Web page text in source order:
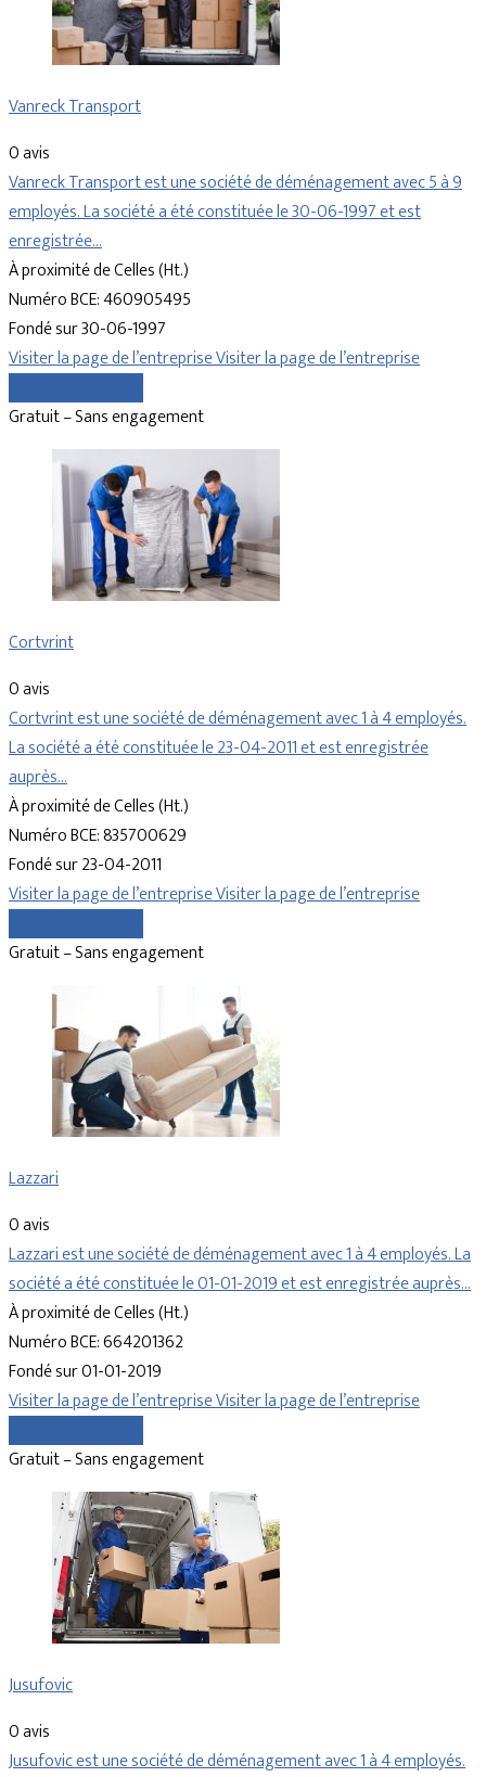
Vanreck Transport
0 avis
Vanreck Transport est une société de déménagement avec 5 à 9
employés. La société a été constituée le 30-06-1997 et est
enregistrée…
À proximité de Celles (Ht.)
Numéro BCE: 460905495
Fondé sur 30-06-1997
Visiter la page de l’entrepriseVisiter la page de l’entreprise
Gratuit – Sans engagement
Cortvrint
0 avis
Cortvrint est une société de déménagement avec 1 à 4 employés.
La société a été constituée le 23-04-2011 et est enregistrée
auprès…
À proximité de Celles (Ht.)
Numéro BCE: 835700629
Fondé sur 23-04-2011
Visiter la page de l’entrepriseVisiter la page de l’entreprise
Gratuit – Sans engagement
Lazzari
0 avis
Lazzari est une société de déménagement avec 1 à 4 employés. La
société a été constituée le 01-01-2019 et est enregistrée auprès…
À proximité de Celles (Ht.)
Numéro BCE: 664201362
Fondé sur 01-01-2019
Visiter la page de l’entrepriseVisiter la page de l’entreprise
Gratuit – Sans engagement
Jusufovic
0 avis
Jusufovic est une société de déménagement avec 1 à 4 employés.